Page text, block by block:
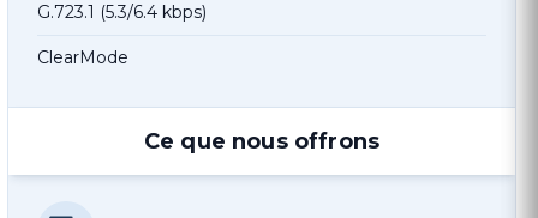
G.723.1 (5.3/6.4 kbps)
ClearMode
Ce que nous offrons